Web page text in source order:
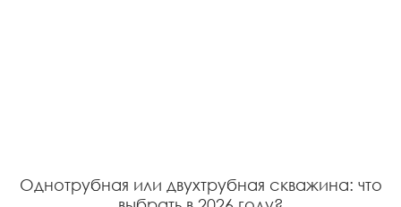
Однотрубная или двухтрубная скважина: что